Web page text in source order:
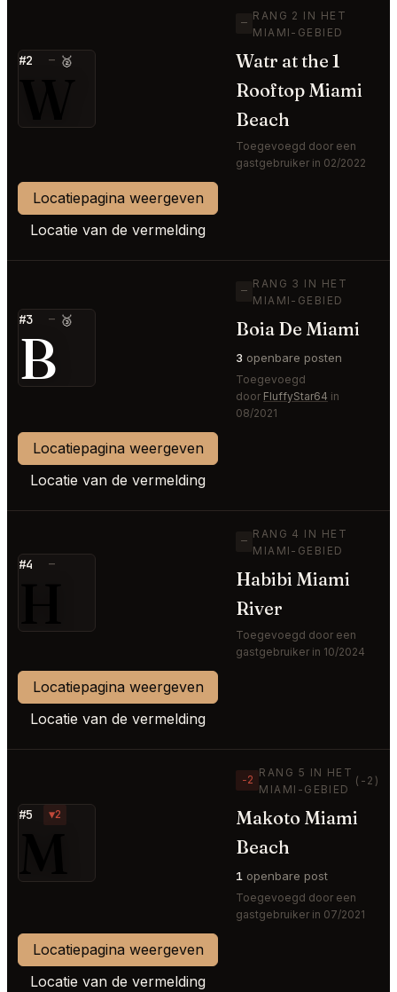
#2 — 🥈
—
RANG 2 IN HET
MIAMI-GEBIED
Watr at the 1
Rooftop Miami
Beach
Toegevoegd door een
gastgebruiker in 02/2022
Locatiepagina weergeven
Locatie van de vermelding
#3 — 🥉
B
—
RANG 3 IN HET
MIAMI-GEBIED
Boia De Miami
3 openbare posten
Toegevoegd
door FluffyStar64 in
08/2021
Locatiepagina weergeven
Locatie van de vermelding
#4 —
—
RANG 4 IN HET
MIAMI-GEBIED
Habibi Miami
River
Toegevoegd door een
gastgebruiker in 10/2024
Locatiepagina weergeven
Locatie van de vermelding
#5 ▼2
−2
RANG 5 IN HET
MIAMI-GEBIED
(-2)
Makoto Miami
Beach
1 openbare post
Toegevoegd door een
gastgebruiker in 07/2021
Locatiepagina weergeven
Locatie van de vermelding